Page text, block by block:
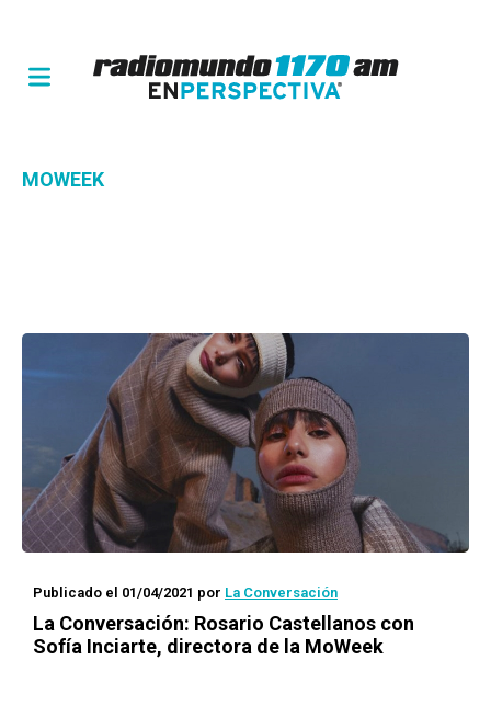
MOWEEK
Publicado el 01/04/2021 por La Conversación
La Conversación: Rosario Castellanos con
Sofía Inciarte, directora de la MoWeek